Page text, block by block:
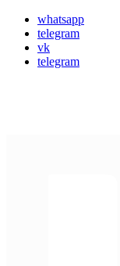
whatsapp
telegram
vk
telegram